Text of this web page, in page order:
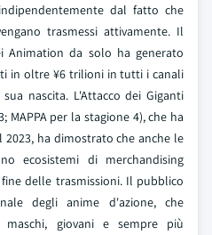
dal fatto che
trasmessi attivamente. Il
Animation da solo ha generato
in oltre ¥6 trilioni in tutti i canali
nascita. L'Attacco dei Giganti
MAPPA per la stagione 4), che ha
ha dimostrato che anche le
ecosistemi di merchandising
delle trasmissioni. Il pubblico
degli anime d'azione, che
giovani e sempre più